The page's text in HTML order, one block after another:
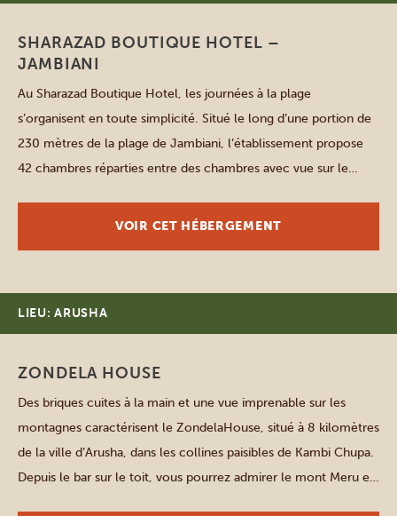
SHARAZAD BOUTIQUE HOTEL –
JAMBIANI
Au Sharazad Boutique Hotel, les journées à la plage
s’organisent en toute simplicité. Situé le long d’une portion de
230 mètres de la plage de Jambiani, l’établissement propose
42 chambres réparties entre des chambres avec vue sur le
de mer, toutes équipées […]
VOIR CET HÉBERGEMENT
LIEU: ARUSHA
ZONDELA HOUSE
Des briques cuites à la main et une vue imprenable sur les
montagnes caractérisent le ZondelaHouse, situé à 8 kilomètres
de la ville d’Arusha, dans les collines paisibles de Kambi Chupa.
Depuis le bar sur le toit, vous pourrez admirer le mont Meru et,